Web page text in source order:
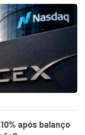
após balanço